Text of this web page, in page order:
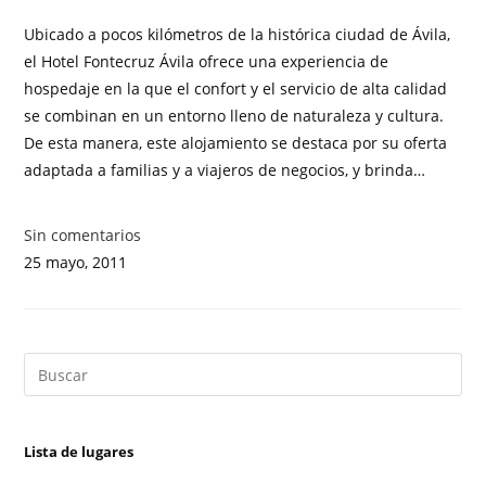
Ubicado a pocos kilómetros de la histórica ciudad de Ávila,
el Hotel Fontecruz Ávila ofrece una experiencia de
hospedaje en la que el confort y el servicio de alta calidad
se combinan en un entorno lleno de naturaleza y cultura.
De esta manera, este alojamiento se destaca por su oferta
adaptada a familias y a viajeros de negocios, y brinda…
Sin comentarios
25 mayo, 2011
Lista de lugares